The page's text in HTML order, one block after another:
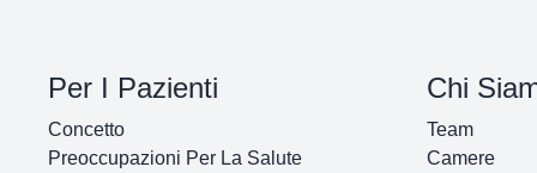
Per I Pazienti
Concetto
Preoccupazioni Per La Salute
Chi
Team
Camere